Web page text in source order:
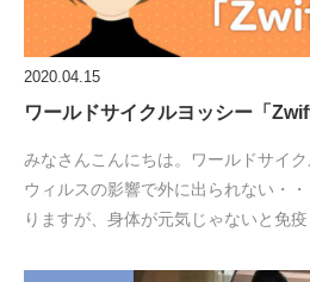
2020.04.15
ワールドサイクルヨッシー「
みなさんこんにちは。ワールドサイ
ウィルスの影響で外に出られない・
りますが、身体が元気じゃないと免疫